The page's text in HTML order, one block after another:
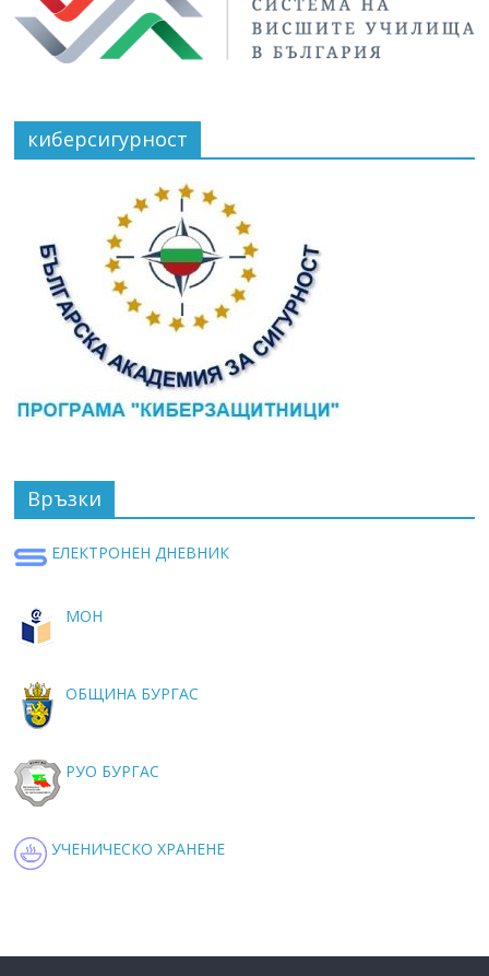
киберсигурност
Връзки
ЕЛЕКТРОНЕН ДНЕВНИК
МОН
ОБЩИНА БУРГАС
РУО БУРГАС
УЧЕНИЧЕСКО ХРАНЕНЕ